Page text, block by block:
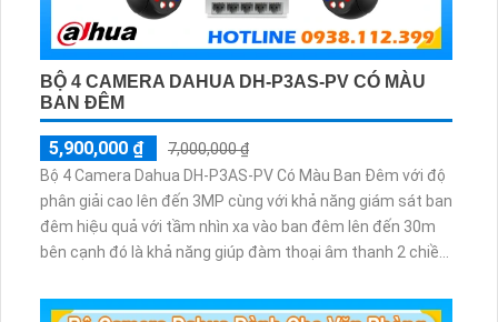
BỘ 4 CAMERA DAHUA DH-P3AS-PV CÓ MÀU
BAN ĐÊM
5,900,000 ₫
7,000,000 ₫
Bộ 4 Camera Dahua DH-P3AS-PV Có Màu Ban Đêm với độ
phân giải cao lên đến 3MP cùng với khả năng giám sát ban
đêm hiệu quả với tầm nhìn xa vào ban đêm lên đến 30m
bên cạnh đó là khả năng giúp đàm thoại âm thanh 2 chiều